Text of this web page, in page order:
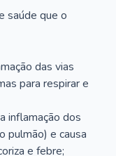
saúde que o
das vias
para respirar e
inflamação dos
pulmão) e causa
e febre;